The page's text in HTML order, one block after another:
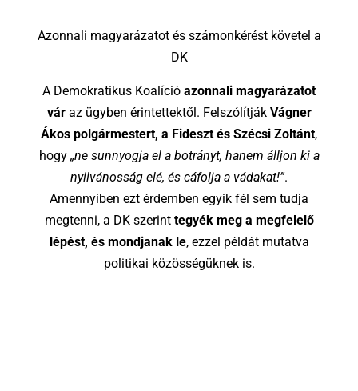
Azonnali magyarázatot és számonkérést követel a
DK
A Demokratikus Koalíció azonnali magyarázatot
váraz ügyben érintettektől. Felszólítják Vágner
Ákos polgármestert, a Fideszt és Szécsi Zoltánt,
hogy „ne sunnyogja el a botrányt, hanem álljon ki a
nyilvánosság elé, és cáfolja a vádakat!”.
Amennyiben ezt érdemben egyik fél sem tudja
megtenni, a DK szerint tegyék meg a megfelelő
lépést, és mondjanak le, ezzel példát mutatva
politikai közösségüknek is.